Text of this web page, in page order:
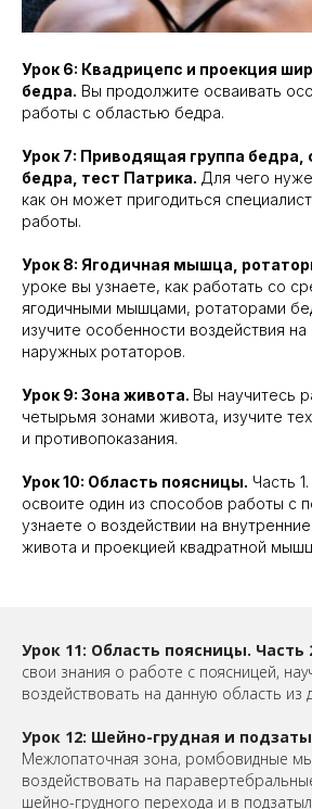
Урок 6: Квадрицепс и проекция
бедра. Вы продолжите осваивать
работы с областью бедра.
Урок 7: Приводящая группа бедра,
бедра, тест Патрика. Для чего
как он может пригодиться
работы.
Урок 8: Ягодичная мышца,
уроке вы узнаете, как работать со
ягодичными мышцами, ротаторами
изучите особенности воздействия
наружных ротаторов.
Урок 9: Зона живота. Вы научитесь
четырьмя зонами живота, изучите
и противопоказания.
Урок 10: Область поясницы. Часть
освоите один из способов работы с
узнаете о воздействии на
живота и проекцией квадратной
Урок 11: Область поясницы. Часть
свои знания о работе с поясницей,
воздействовать на данную область из
Урок 12: Шейно-грудная и
Межлопаточная зона, ромбовидные
воздействовать на
шейно-грудного перехода и в